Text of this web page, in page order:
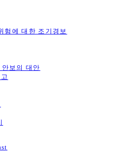
험에 대한 조기경보
보의 대안